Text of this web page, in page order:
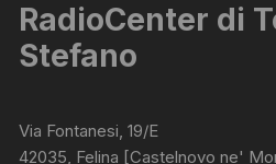
RadioCenter di
Stefano
Via Fontanesi, 19/E
42035, Felina [Castelnovo ne'